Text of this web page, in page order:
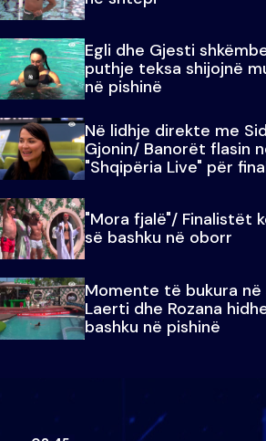
Egli dhe Gjesti
puthje teksa shijojnë
në pishinë
Në lidhje direkte me
Gjonin/ Banorët flasin
"Shqipëria Live" për
madhe
"Mora fjalë"/ Finalistët
së bashku në oborr
Momente të bukura
Laerti dhe Rozana
bashku në pishinë